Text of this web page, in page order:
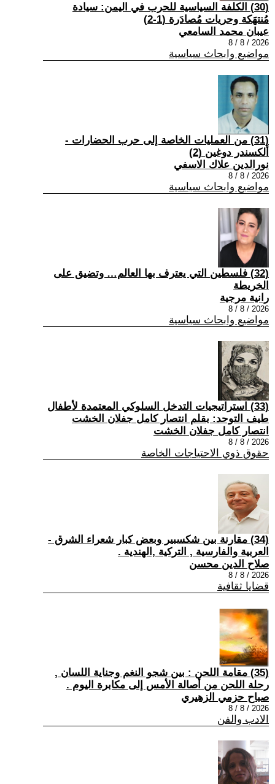
(30) الكلفة السياسية للحرب في اليمن: سيادة
مُنتهَكة وحريات مُصادَرة (1-2)
عيبان محمد السامعي
2026 / 8 / 8
مواضيع وابحاث سياسية
(31) من العمليات الخاصة إلى حرب الحضارات -
ألكسندر دوغين (2)
نورالدين علاك الاسفي
2026 / 8 / 8
مواضيع وابحاث سياسية
(32) فلسطين التي يعترف بها العالم… وتضيق على
الخريطة
رانية مرجية
2026 / 8 / 8
مواضيع وابحاث سياسية
(33) استراتيجيات التدخل السلوكي المعتمدة لأطفال
طيف التوحد: بقلم انتصار كامل جفلان الخشت
انتصار كامل جفلان الخشت
2026 / 8 / 8
حقوق ذوي الاحتياجات الخاصة
(34) مقارنة بين شكسبير وبعض كبار شعراء الشرق -
العربية والفارسية , التركية ,الهندية .
صلاح الدين محسن
2026 / 8 / 8
قضايا ثقافية
(35) مقامة اللحن : بين شجو النغم وجناية اللسان ,
رحلة اللحن من أصالة الأمس إلى مكابرة اليوم .
صباح حزمي الزهيري
2026 / 8 / 8
الادب والفن